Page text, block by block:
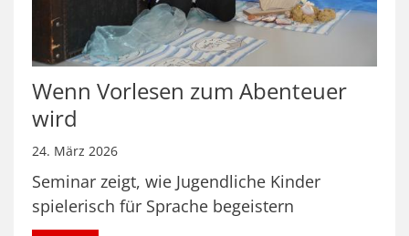
Wenn Vorlesen zum Abenteuer
wird
24. März 2026
Seminar zeigt, wie Jugendliche Kinder
spielerisch für Sprache begeistern